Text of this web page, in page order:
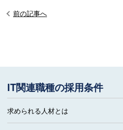
前の記事へ
IT関連職種の採用条件
求められる人材とは